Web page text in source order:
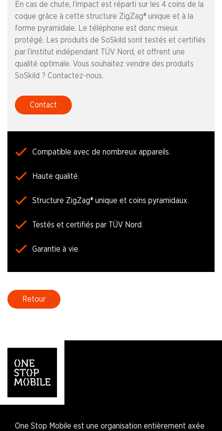
En cas de chute, l’impact est réparti sur les 4 coins de la
coque grâce à cette structure ZigZag® unique et à la
forme pyramidale. Le téléphone est donc mieux
protégé. Les produits de SoSkild sont testés et certifiés
par l’institut indépendant TÜV Nord, et offrent une
qualité optimale. Vous souhaitez vendre des produits
SoSkild ? Contactez-nous.
Contact
Compatible avec de nombreux appareils
Haute qualité
Structure ZigZag® unique et coins pyramidaux
Testés et certifiés par TÜV Nord
Garantie à vie
Retour
One Stop Mobile est une organisation entièrement axée